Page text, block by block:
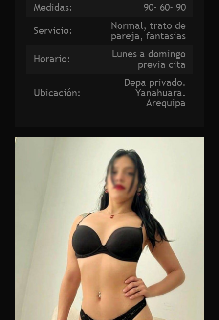
Medidas:
90- 60- 90
Servicio:
Normal, trato de
pareja, fantasias
Horario:
Lunes a domingo
previa cita
Ubicación:
Depa privado.
Yanahuara.
Arequipa